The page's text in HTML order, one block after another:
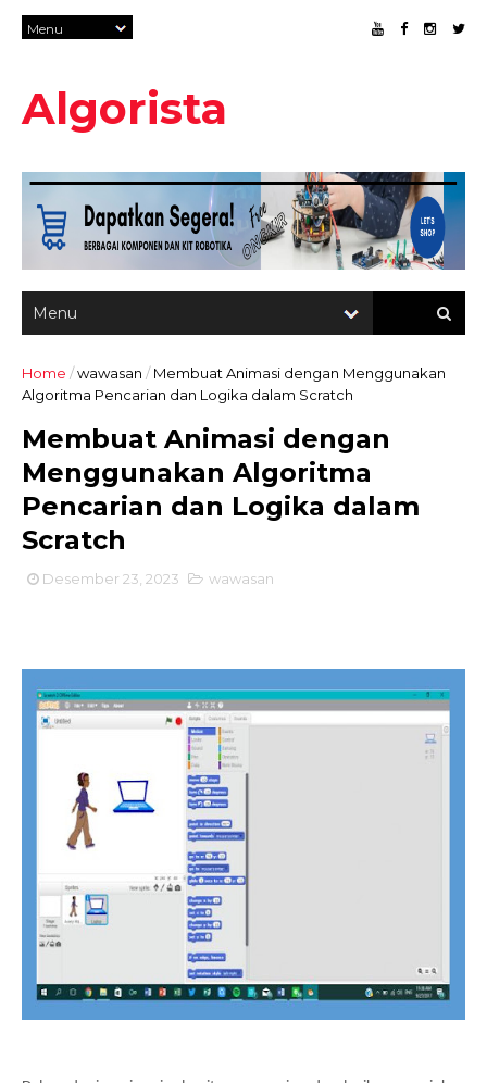
Algorista
Home /wawasan / Membuat Animasi dengan Menggunakan
Algoritma Pencarian dan Logika dalam Scratch
Membuat Animasi dengan
Menggunakan Algoritma
Pencarian dan Logika dalam
Scratch
Desember 23, 2023 wawasan